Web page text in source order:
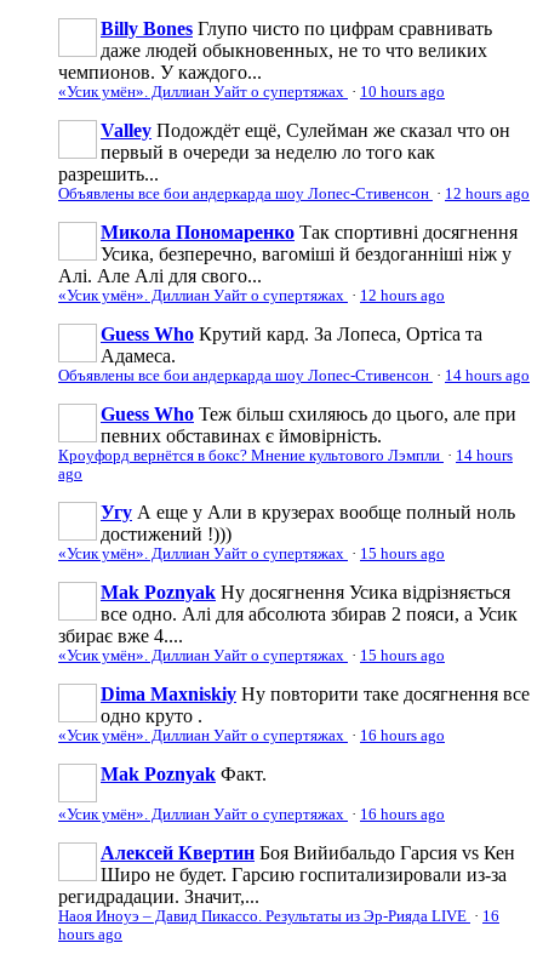
Billy Bones Глупо чисто по цифрам сравнивать
даже людей обыкновенных, не то что великих
чемпионов. У каждого...
«Усик умён». Диллиан Уайт о супертяжах · 10 hours ago
Valley Подождёт ещё, Сулейман же сказал что он
первый в очереди за неделю ло того как
разрешить...
Объявлены все бои андеркарда шоу Лопес-Стивенсон · 12 hours ago
Микола Пономаренко Так спортивні досягнення
Усика, безперечно, вагоміші й бездоганніші ніж у
Алі. Але Алі для свого...
«Усик умён». Диллиан Уайт о супертяжах · 12 hours ago
Guess Who Крутий кард. За Лопеса, Ортіса та
Адамеса.
Объявлены все бои андеркарда шоу Лопес-Стивенсон · 14 hours ago
Guess Who Теж більш схиляюсь до цього, але при
певних обставинах є ймовірність.
Кроуфорд вернётся в бокс? Мнение культового Лэмпли · 14 hours
ago
Угу А еще у Али в крузерах вообще полный ноль
достижений !)))
«Усик умён». Диллиан Уайт о супертяжах · 15 hours ago
Mak Poznyak Ну досягнення Усика відрізняється
все одно. Алі для абсолюта збирав 2 пояси, а Усик
збирає вже 4....
«Усик умён». Диллиан Уайт о супертяжах · 15 hours ago
Dima Maxniskiy Ну повторити таке досягнення все
одно круто .
«Усик умён». Диллиан Уайт о супертяжах · 16 hours ago
Mak Poznyak Факт.
«Усик умён». Диллиан Уайт о супертяжах · 16 hours ago
Алексей Квертин Боя Вийибальдо Гарсия vs Кен
Широ не будет. Гарсию госпитализировали из-за
регидрадации. Значит,...
Наоя Иноуэ – Давид Пикассо. Результаты из Эр-Рияда LIVE · 16
hours ago